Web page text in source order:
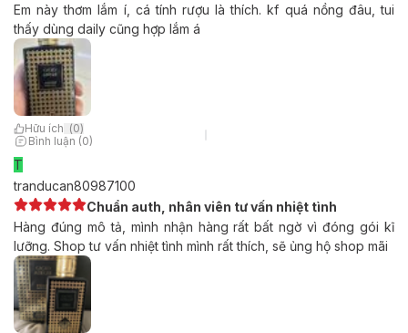
Em này thơm lắm í, cá tính rượu là thích. kf quá nồng đâu, tui
thấy dùng daily cũng hợp lắm á
Hữu ích (0)
Bình luận (0)
T
tranducan80987100
Chuẩn auth, nhân viên tư vấn nhiệt tình
Hàng đúng mô tả, mình nhận hàng rất bất ngờ vì đóng gói kĩ
lưỡng. Shop tư vấn nhiệt tình mình rất thích, sẽ ủng hộ shop mãi